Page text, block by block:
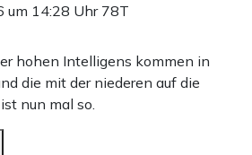
um 14:28 Uhr 78T
hohen Intelligens kommen in
die mit der niederen auf die
nun mal so.